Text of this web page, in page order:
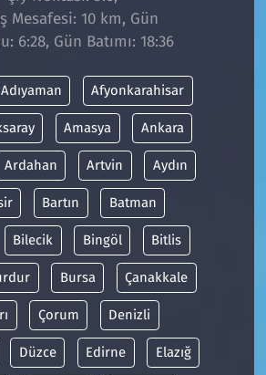
Mesafesi: 10 km, Gün
6:28, Gün Batımı: 18:36
Adıyaman Afyonkarahisar
Amasya Ankara
Ardahan Artvin Aydın
Bartın Batman
Bilecik Bingöl Bitlis
Bursa Çanakkale
Çorum Denizli
Düzce Edirne Elazığ